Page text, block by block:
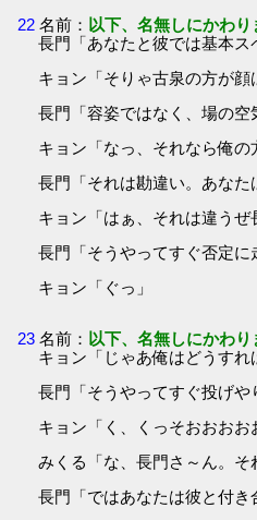
22 名前： 以下、名無しにかわ
長門「あなたと彼では基本ス
キョン「そりゃ古泉の方が顔
長門「容姿ではなく、場の空
キョン「なっ、それなら俺の
長門「それは勘違い。あなた
キョン「はぁ、それは違うぜ
長門「そうやってすぐ否定に
キョン「ぐっ」
23 名前： 以下、名無しにかわ
キョン「じゃあ俺はどうすれ
長門「そうやってすぐ投げや
キョン「く、くっそおおおお
みくる「な、長門さ～ん。そ
長門「ではあなたは彼と付